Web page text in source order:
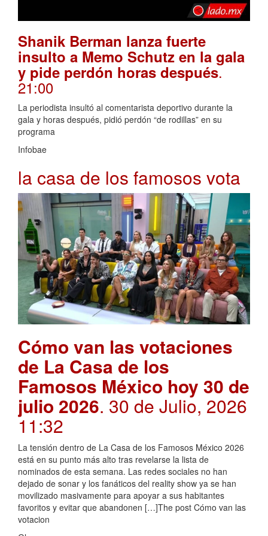
Shanik Berman lanza fuerte
insulto a Memo Schutz en la gala
y pide perdón horas después.
21:00
La periodista insultó al comentarista deportivo durante la
gala y horas después, pidió perdón “de rodillas” en su
programa
Infobae
la casa de los famosos vota
Cómo van las votaciones
de La Casa de los
Famosos México hoy 30 de
julio 2026. 30 de Julio, 2026
11:32
La tensión dentro de La Casa de los Famosos México 2026
está en su punto más alto tras revelarse la lista de
nominados de esta semana. Las redes sociales no han
dejado de sonar y los fanáticos del reality show ya se han
movilizado masivamente para apoyar a sus habitantes
favoritos y evitar que abandonen […]The post Cómo van las
votacion